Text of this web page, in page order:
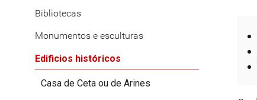
Bibliotecas
Monumentos e esculturas
Edificios históricos
Casa de Ceta ou de Arines